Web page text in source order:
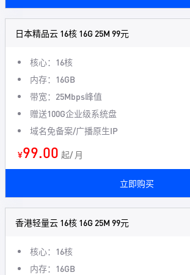
日本精品云 16核 16G 25M 99元
核心：16核
内存：16GB
带宽：25Mbps峰值
赠送100G企业级系统盘
域名免备案/广播原生IP
¥99.00 起/ 月
立即购买
香港轻量云 16核 16G 25M 99元
核心：16核
内存：16GB